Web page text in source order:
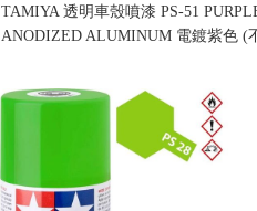
TAMIYA 透明車殼噴漆 PS-51
ANODIZED ALUMINUM 電鍍紫色 (
售價:260